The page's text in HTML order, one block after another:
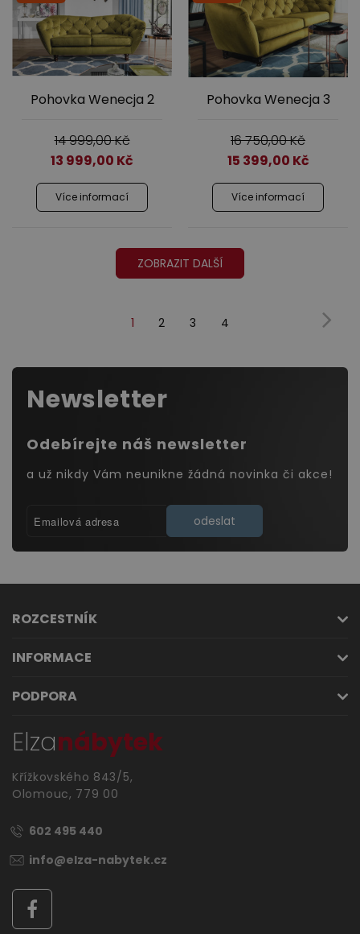
Pohovka Wenecja 2
14 999,00Kč
13 999,00 Kč
Více informací
Pohovka Wenecja 3
16 750,00Kč
15 399,00 Kč
Více informací
ZOBRAZIT DALŠÍ
1 2 3 4
Newsletter
Odebírejte náš newsletter
a už nikdy Vám neunikne žádná novinka či akce!
odeslat
ROZCESTNÍK
INFORMACE
PODPORA
Elzanábytek
Křížkovského 843/5,
Olomouc, 779 00
602 495 440
info@elza-nabytek.cz